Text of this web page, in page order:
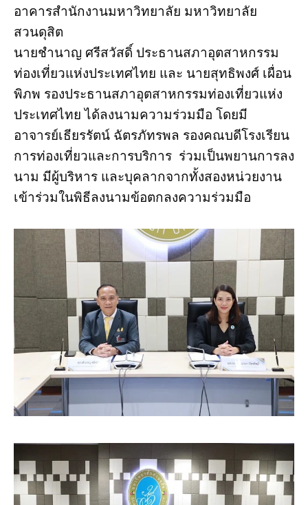
อาคารสำนักงานมหาวิทยาลัย มหาวิทยาลัย
สวนดุสิต
นายชำนาญ ศรีสวัสดิ์ ประธานสภาอุตสาหกรรม
ท่องเที่ยวแห่งประเทศไทย และ นายสุทธิพงศ์ เผื่อน
พิภพ รองประธานสภาอุตสาหกรรมท่องเที่ยวแห่ง
ประเทศไทย ได้ลงนามความร่วมมือ โดยมี
อาจารย์เธียรรัตน์ ฉัตรภัทรพล รองคณบดีโรงเรียน
การท่องเที่ยวและการบริการ ร่วมเป็นพยานการลง
นาม มีผู้บริหาร และบุคลากจากทั้งสองหน่วยงาน
เข้าร่วมในพิธีลงนามข้อตกลงความร่วมมือ